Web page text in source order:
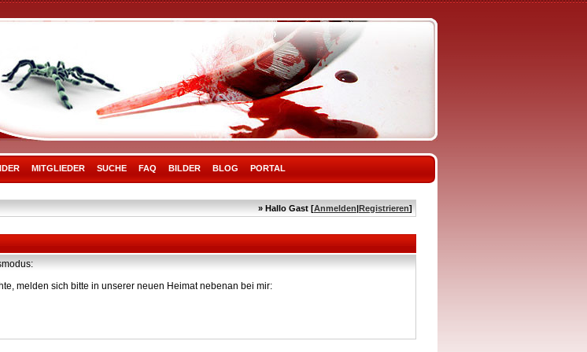
MITGLIEDER SUCHE FAQ BILDER BLOG PORTAL
» Hallo Gast [Anmelden|Registrieren]
melden sich bitte in unserer neuen Heimat nebenan bei mir: